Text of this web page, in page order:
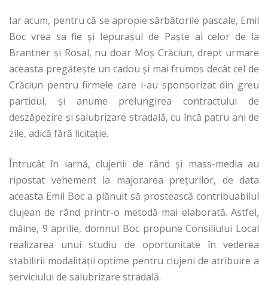
Iar acum, pentru că se apropie sărbătorile pascale, Emil
Boc vrea sa fie și Iepurașul de Paște al celor de la
Brantner și Rosal, nu doar Moș Crăciun, drept urmare
aceasta pregătește un cadou și mai frumos decât cel de
Crăciun pentru firmele care i-au sponsorizat din greu
partidul, și anume prelungirea contractului de
deszăpezire și salubrizare stradală, cu încă patru ani de
zile, adică fără licitație.
Întrucât în iarnă, clujenii de rând și mass-media au
ripostat vehement la majorarea prețurilor, de data
aceasta Emil Boc a plănuit să prostească contribuabilul
clujean de rând printr-o metodă mai elaborată. Astfel,
mâine, 9 aprilie, domnul Boc propune Consiliului Local
realizarea unui studiu de oportunitate în vederea
stabilirii modalității optime pentru clujeni de atribuire a
serviciului de salubrizare stradală.